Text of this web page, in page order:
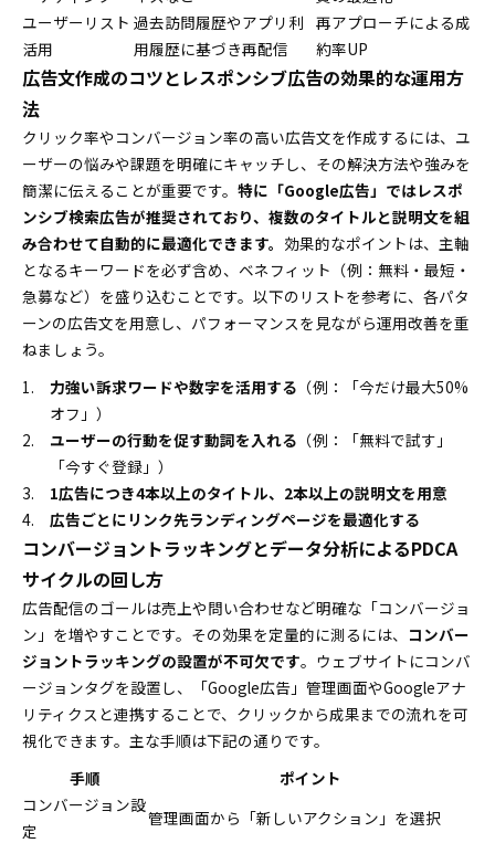
ユーザーリスト
活用
過去訪問履歴やアプリ利
用履歴に基づき再配信
再アプローチによる成
約率UP
広告文作成のコツとレスポンシブ広告の効果的な運用方
法
クリック率やコンバージョン率の高い広告文を作成するには、ユ
ーザーの悩みや課題を明確にキャッチし、その解決方法や強みを
簡潔に伝えることが重要です。 特に「Google広告」ではレスポ
ンシブ検索広告が推奨されており、複数のタイトルと説明文を組
み合わせて自動的に最適化できます。 効果的なポイントは、主軸
となるキーワードを必ず含め、ベネフィット（例：無料・最短・
急募など）を盛り込むことです。以下のリストを参考に、各パタ
ーンの広告文を用意し、パフォーマンスを見ながら運用改善を重
ねましょう。
力強い訴求ワードや数字を活用する （例：「今だけ最大50%
オフ」）
ユーザーの行動を促す動詞を入れる （例：「無料で試す」
「今すぐ登録」）
1広告につき4本以上のタイトル、2本以上の説明文を用意
広告ごとにリンク先ランディングページを最適化する
コンバージョントラッキングとデータ分析によるPDCA
サイクルの回し方
広告配信のゴールは売上や問い合わせなど明確な「コンバージョ
ン」を増やすことです。その効果を定量的に測るには、 コンバー
ジョントラッキングの設置が不可欠です。ウェブサイトにコンバ
ージョンタグを設置し、「Google広告」管理画面やGoogleアナ
リティクスと連携することで、クリックから成果までの流れを可
視化できます。主な手順は下記の通りです。
手順
ポイント
コンバージョン設
定
管理画面から「新しいアクション」を選択